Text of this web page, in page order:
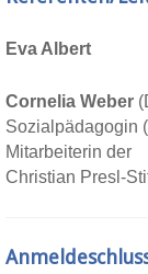
Eva Albert
Cornelia Weber
Sozialpädagogin
Mitarbeiterin der
Christian Presl-